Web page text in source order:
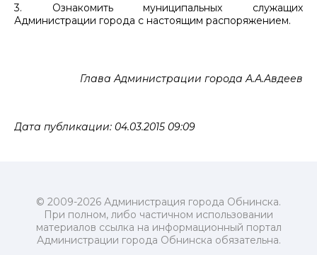
3. Ознакомить муниципальных служащих
Администрации города с настоящим распоряжением.
Глава Администрации города А.А.Авдеев
Дата публикации: 04.03.2015 09:09
© 2009-2026 Администрация города Обнинска.
При полном, либо частичном использовании
материалов ссылка на информационный портал
Администрации города Обнинска обязательна.